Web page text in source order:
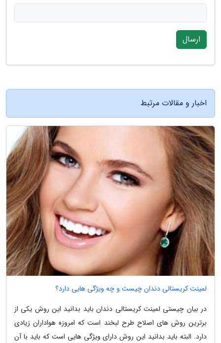
ارسال
اخبار و مقالات مرتبط
لمینت کریستالی دندان چیست و چه ویژگی هایی دارد؟
در بیان چیستی لمینت کریستالی دندان باید بدانید این روش یکی از
برترین روش های اصلاح طرح لبخند است که امروزه هواداران زیادی
دارد. البته باید بدانید این روش دارای ویژگی هایی است که باید با آن